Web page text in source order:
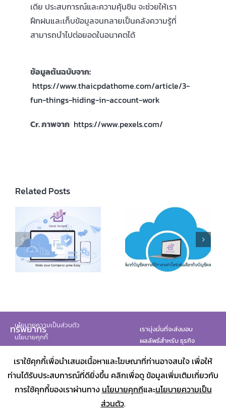
เราใช้คุกกี้เพื่อนำเสนอเนื้อหาและโฆษณาที่ท่านอาจสนใจ เพื่อให้
ท่านได้รับประสบการณ์ที่ดียิ่งขึ้น คลิกเพื่อดู ข้อมูลเพิ่มเติมเกี่ยวกับ
การใช้คุกกี้ของเราผ่านทาง นโยบายคุกกีและนโยบายความเป็น
ส่วนตัว.
เดีย ประสบการณ์และความคุ้นชิน จะช่วยให้เรา
ฝึกฝนและเก็บข้อมูลจนกลายเป็นคลังความรู้ที่
สามารถนำไปต่อยอดในอนาคตได้
ข้อมูลต้นฉบับจาก:
https://www.thaicpdathome.com/article/3-
fun-things-hiding-in-account-work
Cr.ภาพจาก https://www.pexels.com/
Related Posts
How Much Does
Cloud Accounting
Software Cost
Online Accounting
Program
Comparison:
Cloud Accounting
Software vs.
Traditional
Accounting
ทรัพยากร
นโยบายความเป็นส่วนตัว
นโยบายคุกกี้
เรามุ่งมั่นที่จะส่งมอบ
ผลลัพธ์สำหรับ ธุรกิจ
พันธมิตรของเรา